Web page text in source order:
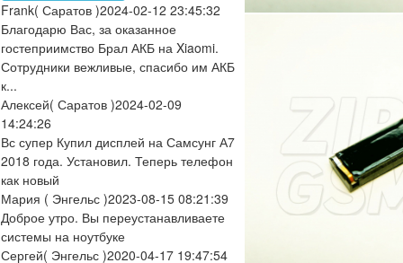
Frank( Саратов )2024-02-12 23:45:32
Благодарю Вас, за оказанное
гостеприимство Брал АКБ на Xiaomi.
Сотрудники вежливые, спасибо им АКБ
к...
Алексей( Саратов )2024-02-09
14:24:26
Вс супер Купил дисплей на Самсунг А7
2018 года. Установил. Теперь телефон
как новый
Мария ( Энгельс )2023-08-15 08:21:39
Доброе утро. Вы переустанавливаете
системы на ноутбуке
Сергей( Энгельс )2020-04-17 19:47:54